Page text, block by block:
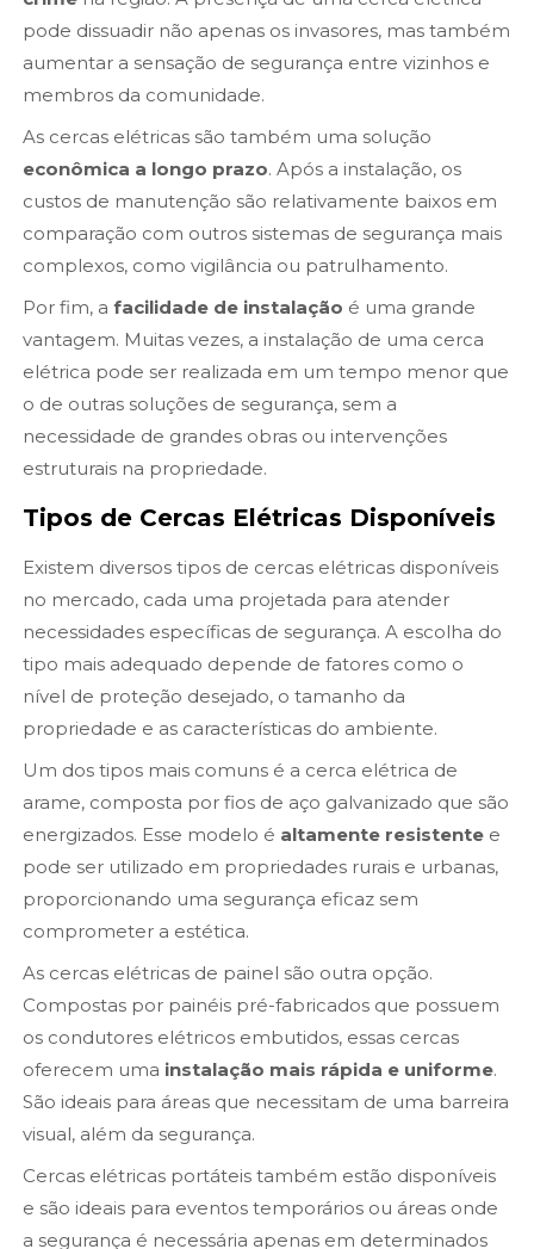
pode dissuadir não apenas os invasores, mas também
aumentar a sensação de segurança entre vizinhos e
membros da comunidade.
As cercas elétricas são também uma solução
econômica a longo prazo. Após a instalação, os
custos de manutenção são relativamente baixos em
comparação com outros sistemas de segurança mais
complexos, como vigilância ou patrulhamento.
Por fim, afacilidade de instalação é uma grande
vantagem. Muitas vezes, a instalação de uma cerca
elétrica pode ser realizada em um tempo menor que
o de outras soluções de segurança, sem a
necessidade de grandes obras ou intervenções
estruturais na propriedade.
Tipos de Cercas Elétricas Disponíveis
Existem diversos tipos de cercas elétricas disponíveis
no mercado, cada uma projetada para atender
necessidades específicas de segurança. A escolha do
tipo mais adequado depende de fatores como o
nível de proteção desejado, o tamanho da
propriedade e as características do ambiente.
Um dos tipos mais comuns é a cerca elétrica de
arame, composta por fios de aço galvanizado que são
energizados. Esse modelo é altamente resistente e
pode ser utilizado em propriedades rurais e urbanas,
proporcionando uma segurança eficaz sem
comprometer a estética.
As cercas elétricas de painel são outra opção.
Compostas por painéis pré-fabricados que possuem
os condutores elétricos embutidos, essas cercas
oferecem uma instalação mais rápida e uniforme.
São ideais para áreas que necessitam de uma barreira
visual, além da segurança.
Cercas elétricas portáteis também estão disponíveis
e são ideais para eventos temporários ou áreas onde
a segurança é necessária apenas em determinados